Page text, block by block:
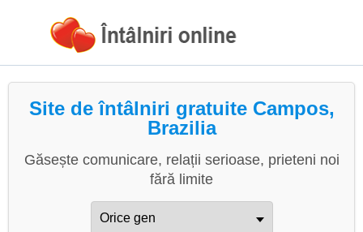
Site de întâlniri gratuite Campos,
Brazilia
Găsește comunicare, relații serioase, prieteni noi
fără limite